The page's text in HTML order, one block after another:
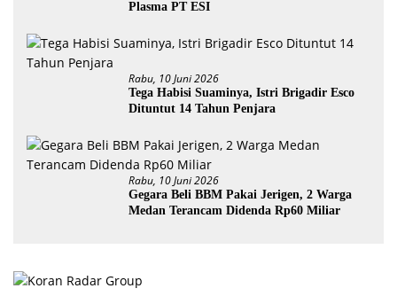
Plasma PT ESI
Rabu, 10 Juni 2026
Tega Habisi Suaminya, Istri Brigadir Esco
Dituntut 14 Tahun Penjara
Rabu, 10 Juni 2026
Gegara Beli BBM Pakai Jerigen, 2 Warga
Medan Terancam Didenda Rp60 Miliar